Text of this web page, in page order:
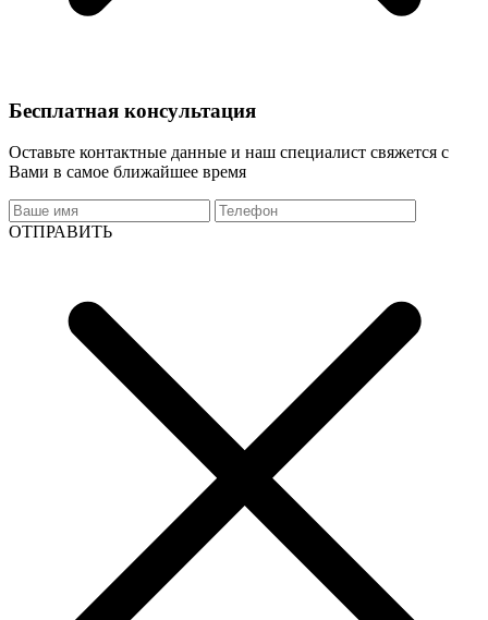
Бесплатная консультация
Оставьте контактные данные и наш специалист свяжется с
Вами в самое ближайшее время
ОТПРАВИТЬ